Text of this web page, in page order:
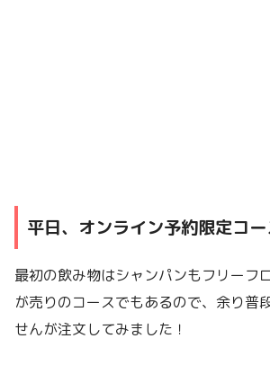
平日、オンライン予約限定コー
最初の飲み物はシャンパンもフリーフ
が売りのコースでもあるので、余り普
せんが注文してみました！